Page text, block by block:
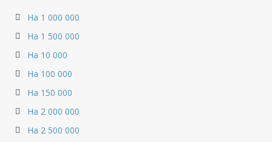
На 1 000 000
На 1 500 000
На 10 000
На 100 000
На 150 000
На 2 000 000
На 2 500 000